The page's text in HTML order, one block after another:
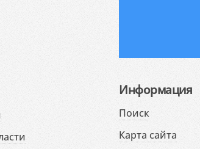
Информация
Поиск
Карта сайта